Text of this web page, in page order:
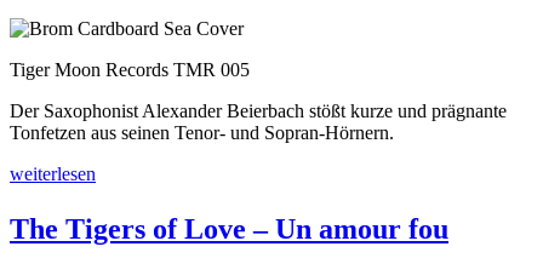
Tiger Moon Records TMR 005
Der Saxophonist Alexander Beierbach stößt kurze und prägnante
Tonfetzen aus seinen Tenor- und Sopran-Hörnern.
weiterlesen
The Tigers of Love – Un amour fou